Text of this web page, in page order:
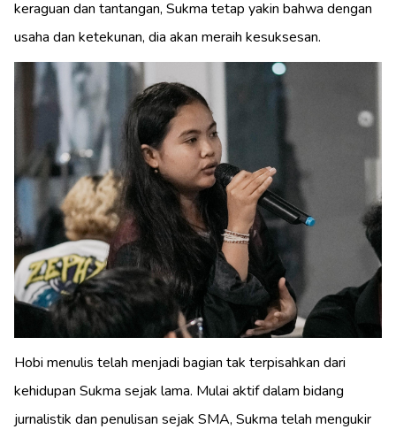
keraguan dan tantangan, Sukma tetap yakin bahwa dengan
usaha dan ketekunan, dia akan meraih kesuksesan.
Hobi menulis telah menjadi bagian tak terpisahkan dari
kehidupan Sukma sejak lama. Mulai aktif dalam bidang
jurnalistik dan penulisan sejak SMA, Sukma telah mengukir